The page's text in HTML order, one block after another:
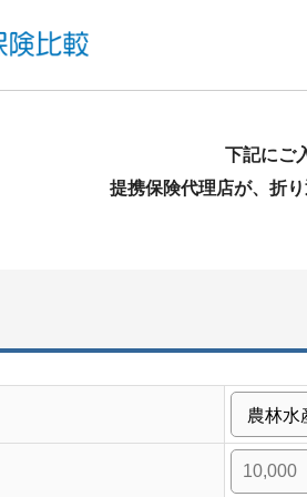
下記にご
提携保険代理店が、折